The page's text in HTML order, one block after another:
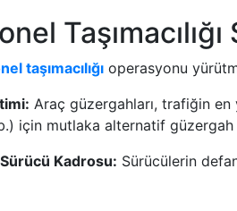
taşımacılığı operasyonu
Araç güzergahları, trafiğin
için mutlaka alternatif güzergah
Kadrosu: Sürücülerin